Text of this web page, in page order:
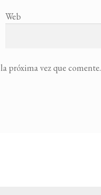
Web
próxima vez que comente.